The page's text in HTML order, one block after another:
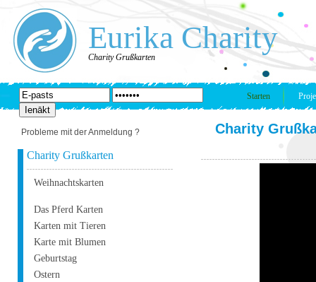
Eurika Charity
Charity Grußkarten
Starten
Probleme mit der Anmeldung ?
Charity Grußkarten
Weihnachtskarten
Das Pferd Karten
Karten mit Tieren
Karte mit Blumen
Geburtstag
Ostern
Charity